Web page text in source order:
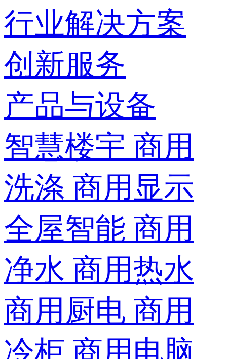
行业解决方案
创新服务
产品与设备
智慧楼宇 商用
洗涤 商用显示
全屋智能 商用
净水 商用热水
商用厨电 商用
冷柜 商用电脑